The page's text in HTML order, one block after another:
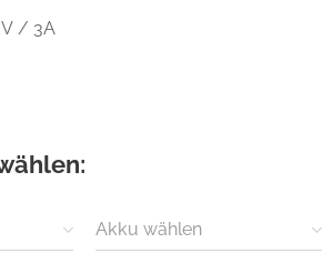
/ 3A
Akku wählen